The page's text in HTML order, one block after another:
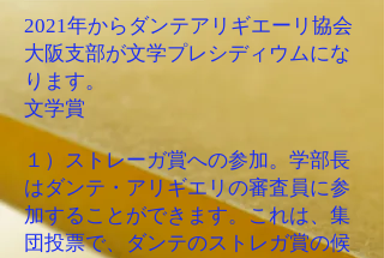
2021年からダンテアリギエーリ協会
大阪支部が文学プレシディウムにな
ります。
文学賞
１）ストレーガ賞への参加。学部長
はダンテ・アリギエリの審査員に参
加することができます。これは、集
団投票で、ダンテのストレガ賞の候